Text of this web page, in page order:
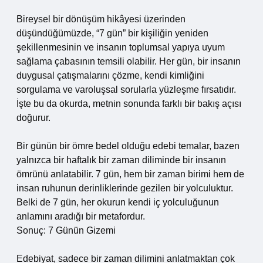
Bireysel bir dönüşüm hikâyesi üzerinden
düşündüğümüzde, “7 gün” bir kişiliğin yeniden
şekillenmesinin ve insanın toplumsal yapıya uyum
sağlama çabasının temsili olabilir. Her gün, bir insanın
duygusal çatışmalarını çözme, kendi kimliğini
sorgulama ve varoluşsal sorularla yüzleşme fırsatıdır.
İşte bu da okurda, metnin sonunda farklı bir bakış açısı
doğurur.
Bir günün bir ömre bedel olduğu edebi temalar, bazen
yalnızca bir haftalık bir zaman diliminde bir insanın
ömrünü anlatabilir. 7 gün, hem bir zaman birimi hem de
insan ruhunun derinliklerinde gezilen bir yolculuktur.
Belki de 7 gün, her okurun kendi iç yolculuğunun
anlamını aradığı bir metafordur.
Sonuç: 7 Günün Gizemi
Edebiyat, sadece bir zaman dilimini anlatmaktan çok